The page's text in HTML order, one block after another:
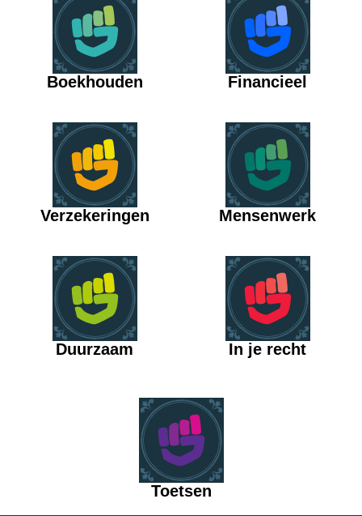
Boekhouden Financieel
Verzekeringen Mensenwerk
Duurzaam In je recht
Toetsen